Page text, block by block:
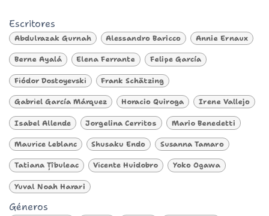
Escritores
Abdulrazak Gurnah Alessandro Baricco Annie Ernaux
Berne Ayalá Elena Ferrante Felipe García
Fiódor Dostoyevski Frank Schätzing
Gabriel García Márquez Horacio Quiroga Irene Vallejo
Isabel Allende Jorgelina Cerritos Mario Benedetti
Maurice Leblanc Shusaku Endo Susanna Tamaro
Tatiana Țîbuleac Vicente Huidobro Yoko Ogawa
Yuval Noah Harari
Géneros